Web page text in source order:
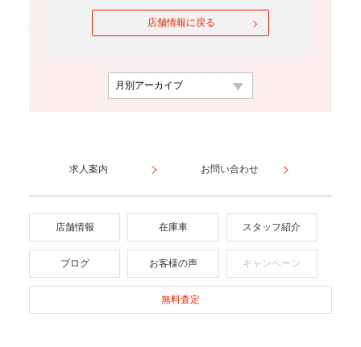
店舗情報に戻る
求人案内 お問い合わせ
店舗情報 在庫車 スタッフ紹介
ブログ お客様の声 キャンペーン
無料査定